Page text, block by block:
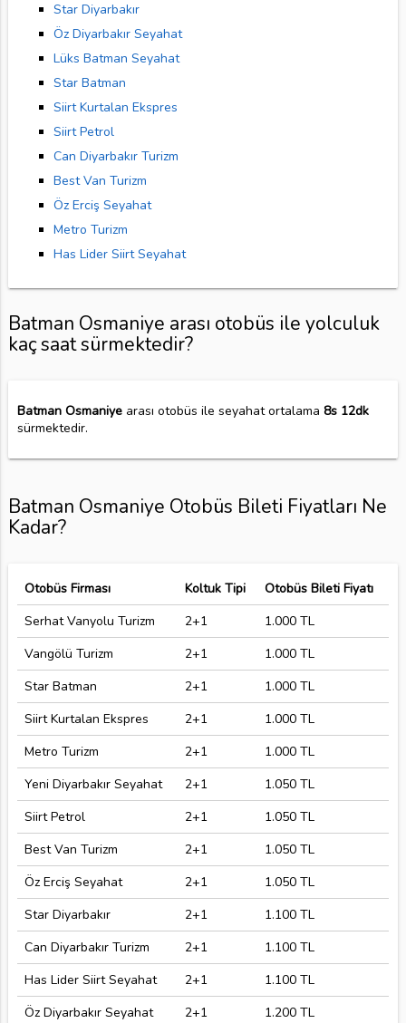
Star Diyarbakır
Öz Diyarbakır Seyahat
Lüks Batman Seyahat
Star Batman
Siirt Kurtalan Ekspres
Siirt Petrol
Can Diyarbakır Turizm
Best Van Turizm
Öz Erciş Seyahat
Metro Turizm
Has Lider Siirt Seyahat
Batman Osmaniye arası otobüs ile yolculuk
kaç saat sürmektedir?
Batman Osmaniyearası otobüs ile seyahat ortalama 8s 12dk
sürmektedir.
Batman Osmaniye Otobüs Bileti Fiyatları Ne
Kadar?
Otobüs Firması Koltuk Tipi
Otobüs Bileti Fiyatı
Serhat Vanyolu Turizm
2+1
1.000 TL
Vangölü Turizm
2+1
1.000 TL
Star Batman
2+1
1.000 TL
Siirt Kurtalan Ekspres
2+1
1.000 TL
Metro Turizm
2+1
1.000 TL
Yeni Diyarbakır Seyahat
2+1
1.050 TL
Siirt Petrol
2+1
1.050 TL
Best Van Turizm
2+1
1.050 TL
Öz Erciş Seyahat
2+1
1.050 TL
Star Diyarbakır
2+1
1.100 TL
Can Diyarbakır Turizm
2+1
1.100 TL
Has Lider Siirt Seyahat
2+1
1.100 TL
Öz Diyarbakır Seyahat
2+1
1.200 TL